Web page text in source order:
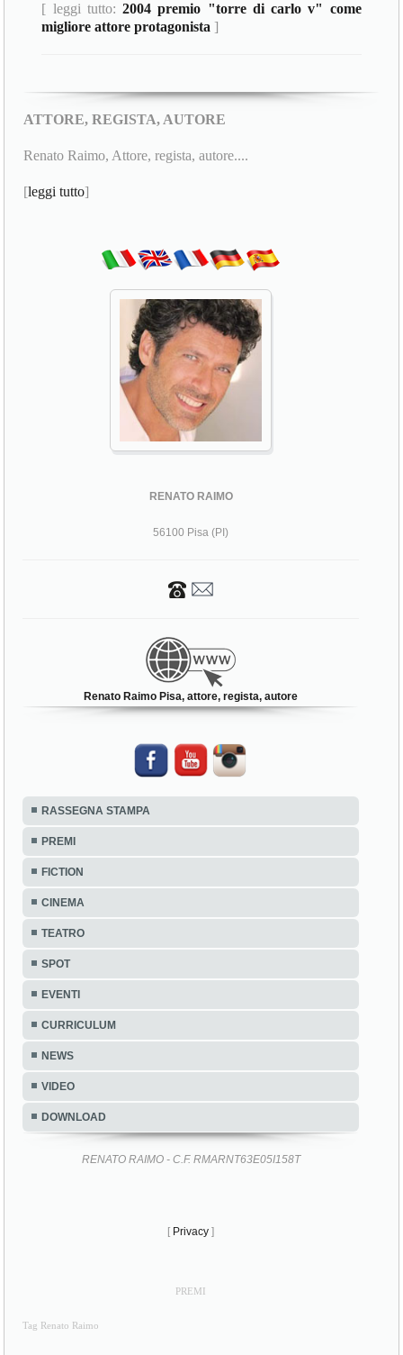
[ leggi tutto:2004 premio "torre di carlo v" come
migliore attore protagonista ]
ATTORE, REGISTA, AUTORE
Renato Raimo, Attore, regista, autore....
[leggi tutto]
RENATO RAIMO
56100 Pisa (PI)
Renato Raimo Pisa, attore, regista, autore
RASSEGNA STAMPA
PREMI
FICTION
CINEMA
TEATRO
SPOT
EVENTI
CURRICULUM
NEWS
VIDEO
DOWNLOAD
RENATO RAIMO - C.F. RMARNT63E05I158T
[ Privacy ]
PREMI
Tag Renato Raimo